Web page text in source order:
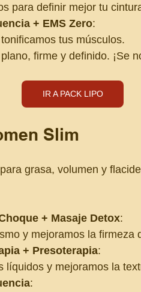
para definir mejor tu
+ EMS Zero:
tus músculos.
firme y definido. ¡Se
IR A PACK LIPO
Slim
grasa, volumen y
+ Masaje Detox:
y mejoramos la firmeza
+ Presoterapia:
líquidos y mejoramos la
: